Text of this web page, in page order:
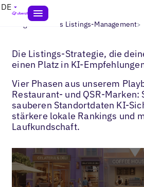
DE
Blogs> Lokales Listings-Management>
Die Listings-Strategie, die
einen Platz in KI-
Vier Phasen aus unserem
Restaurant- und QSR-Marken:
sauberen Standortdaten KI-
stärkere lokale Rankings und
Laufkundschaft.